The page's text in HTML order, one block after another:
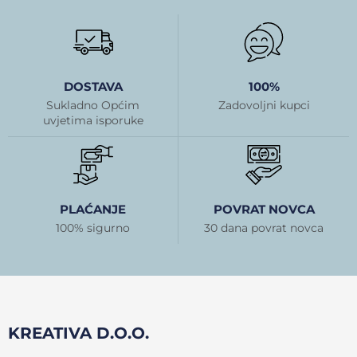
DOSTAVA
Sukladno Općim
uvjetima isporuke
100%
Zadovoljni kupci
PLAĆANJE
100% sigurno
POVRAT NOVCA
30 dana povrat novca
KREATIVA D.O.O.